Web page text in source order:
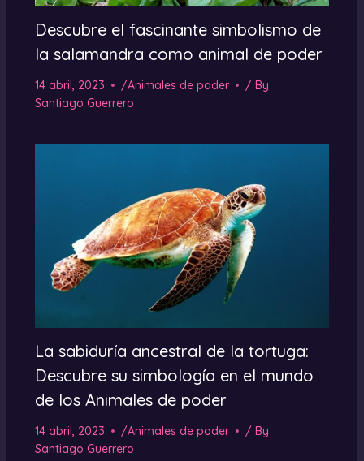
Descubre el fascinante simbolismo de
la salamandra como animal de poder
14 abril, 2023 /Animales de poder
/ By
Santiago Guerrero
La sabiduría ancestral de la tortuga:
Descubre su simbología en el mundo
de los Animales de poder
14 abril, 2023 /Animales de poder
/ By
Santiago Guerrero